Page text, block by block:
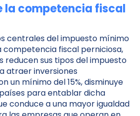
la competencia fiscal
centrales del impuesto mínimo
competencia fiscal perniciosa,
reducen sus tipos del impuesto
atraer inversiones
un mínimo del 15%, disminuye
para entablar dicha
conduce a una mayor igualdad